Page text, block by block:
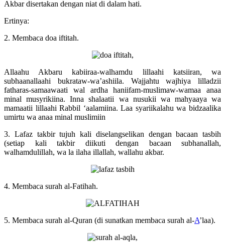
Akbar disertakan dengan niat di dalam hati.
Ertinya:
2. Membaca doa iftitah.
Allaahu Akbaru kabiiraa-walhamdu lillaahi katsiiran, wa
subhaanallaahi bukrataw-wa’ashiila. Wajjahtu wajhiya lilladzii
fatharas-samaawaati wal ardha haniifam-muslimaw-wamaa anaa
minal musyrikiina. Inna shalaatii wa nusukii wa mahyaaya wa
mamaatii lillaahi Rabbil ‘aalamiina. Laa syariikalahu wa bidzaalika
umirtu wa anaa minal muslimiin
3. Lafaz takbir tujuh kali diselangselikan dengan bacaan tasbih
(setiap kali takbir diikuti dengan bacaan subhanallah,
walhamdulillah, wa la ilaha illallah, wallahu akbar.
4. Membaca surah al-Fatihah.
5. Membaca surah al-Quran (di sunatkan membaca surah al-A’laa).